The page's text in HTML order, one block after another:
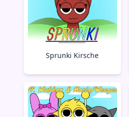
Sprunki Kirsche